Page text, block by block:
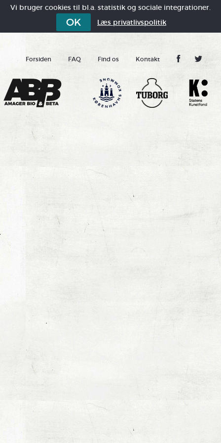
Vi bruger cookies til bl.a. statistik og sociale integrationer.
OK Læs privatlivspolitik
Forsiden FAQ Find os Kontakt